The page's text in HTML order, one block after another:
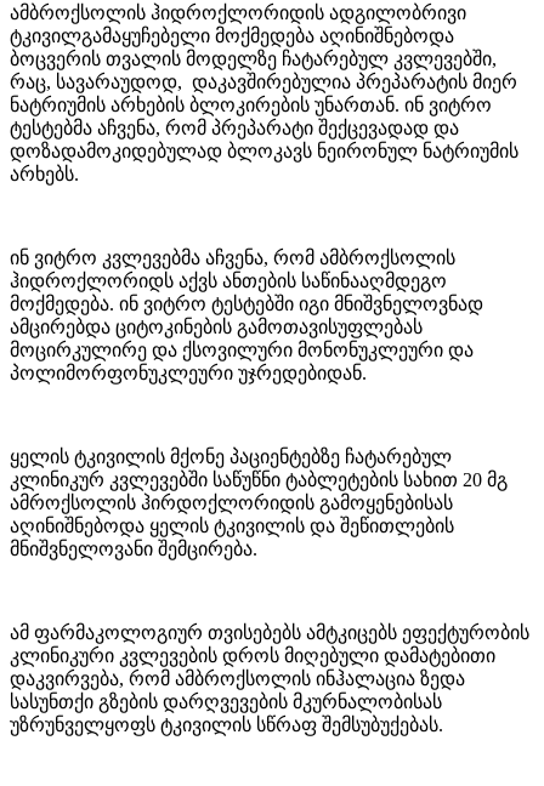
ამბროქსოლის ჰიდროქლორიდის ადგილობრივი
ტკივილგამაყუჩებელი მოქმედება აღინიშნებოდა
ბოცვერის თვალის მოდელზე ჩატარებულ კვლევებში,
რაც, სავარაუდოდ, დაკავშირებულია პრეპარატის მიერ
ნატრიუმის არხების ბლოკირების უნართან. ინ ვიტრო
ტესტებმა აჩვენა, რომ პრეპარატი შექცევადად და
დოზადამოკიდებულად ბლოკავს ნეირონულ ნატრიუმის
არხებს.
ინ ვიტრო კვლევებმა აჩვენა, რომ ამბროქსოლის
ჰიდროქლორიდს აქვს ანთების საწინააღმდეგო
მოქმედება. ინ ვიტრო ტესტებში იგი მნიშვნელოვნად
ამცირებდა ციტოკინების გამოთავისუფლებას
მოცირკულირე და ქსოვილური მონონუკლეური და
პოლიმორფონუკლეური უჯრედებიდან.
ყელის ტკივილის მქონე პაციენტებზე ჩატარებულ
კლინიკურ კვლევებში საწუწნი ტაბლეტების სახით 20 მგ
ამროქსოლის ჰირდოქლორიდის გამოყენებისას
აღინიშნებოდა ყელის ტკივილის და შეწითლების
მნიშვნელოვანი შემცირება.
ამ ფარმაკოლოგიურ თვისებებს ამტკიცებს ეფექტურობის
კლინიკური კვლევების დროს მიღებული დამატებითი
დაკვირვება, რომ ამბროქსოლის ინჰალაცია ზედა
სასუნთქი გზების დარღვევების მკურნალობისას
უზრუნველყოფს ტკივილის სწრაფ შემსუბუქებას.